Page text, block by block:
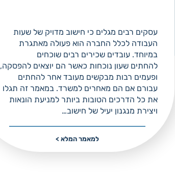
עסקים רבים מגלים כי חישוב מדויק של שעות
העבודה לכלל החברה הוא פעולה מאתגרת
במיוחד. עובדים שכירים רבים שוכחים
להחתים שעון נוכחות כאשר הם יוצאים להפסקה,
ופעמים רבות מבקשים מעובד אחר להחתים
עבורם אם הם מאחרים למשרד. במאמר זה תגלו
את כל הדרכים הטובות ביותר למניעת הונאות
ויצירת מנגנון יעיל של חישוב…
למאמר המלא >